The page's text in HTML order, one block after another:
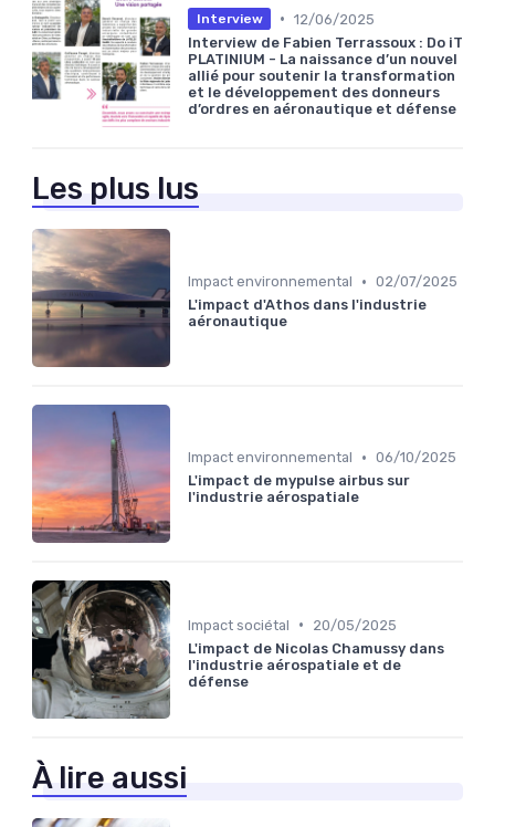
Interview • 12/06/2025
Interview de Fabien Terrassoux : Do iT
PLATINIUM - La naissance d’un nouvel
allié pour soutenir la transformation
et le développement des donneurs
d’ordres en aéronautique et défense
Les plus lus
Impact environnemental • 02/07/2025
L'impact d'Athos dans l'industrie
aéronautique
Impact environnemental • 06/10/2025
L'impact de mypulse airbus sur
l'industrie aérospatiale
Impact sociétal •
20/05/2025
L'impact de Nicolas Chamussy dans
l'industrie aérospatiale et de
défense
À lire aussi